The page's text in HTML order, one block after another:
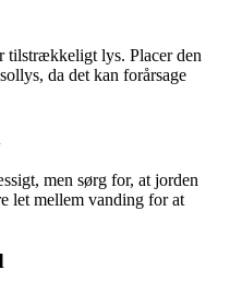
tilstrækkeligt lys. Placer den
da det kan forårsage
men sørg for, at jorden
let mellem vanding for at